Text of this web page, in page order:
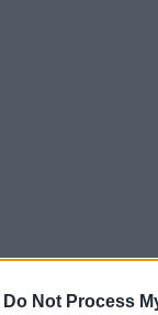
Do Not Process